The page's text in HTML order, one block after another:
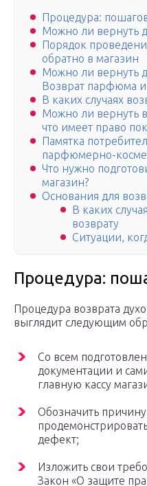
Процедура:
Можно ли вернуть
Порядок
обратно в магазин
Можно ли вернуть
Возврат парфюма и
В каких случаях
Можно ли вернуть
что имеет право
Памятка
парфюмерно-
Что нужно
магазин?
Основания для
В каких
возврату
Ситуации,
Процедура:
Процедура возврата
выглядит следующим
Со всем
документации и
главную кассу
Обозначить
дефект;
Изложить свои
Закон «О защите